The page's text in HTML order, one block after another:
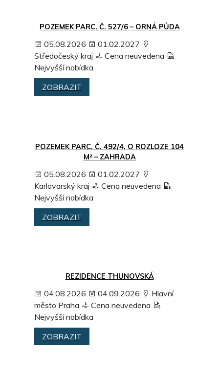
POZEMEK PARC. Č. 527/6 – ORNÁ PŮDA
05.08.2026
01.02.2027
Středočeský kraj
Cena neuvedena
Nejvyšší nabídka
ZOBRAZIT
POZEMEK PARC. Č. 492/4, O ROZLOZE 104
M² – ZAHRADA
05.08.2026
01.02.2027
Karlovarský kraj
Cena neuvedena
Nejvyšší nabídka
ZOBRAZIT
REZIDENCE THUNOVSKÁ
04.08.2026 04.09.2026
Hlavní
město Praha
Cena neuvedena
Nejvyšší nabídka
ZOBRAZIT